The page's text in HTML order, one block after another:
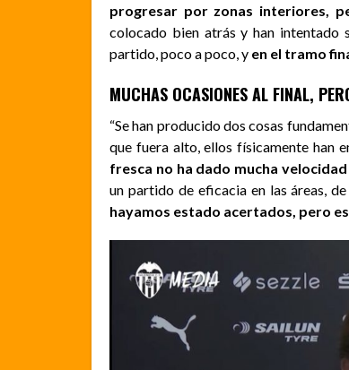
progresar por zonas interiores,
colocado bien atrás y han intentado
partido, poco a poco, y en el tramo
MUCHAS OCASIONES AL FINAL,
“Se han producido dos cosas
que fuera alto, ellos físicamente han
fresca no ha dado mucha
un partido de eficacia en las áreas,
hayamos estado acertados, pero